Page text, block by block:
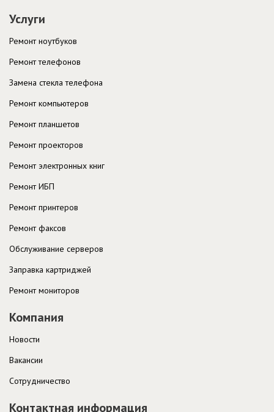
Услуги
Ремонт ноутбуков
Ремонт телефонов
Замена стекла телефона
Ремонт компьютеров
Ремонт планшетов
Ремонт проекторов
Ремонт электронных книг
Ремонт ИБП
Ремонт принтеров
Ремонт факсов
Обслуживание серверов
Заправка картриджей
Ремонт мониторов
Компания
Новости
Вакансии
Cотрудничество
Контактная информация